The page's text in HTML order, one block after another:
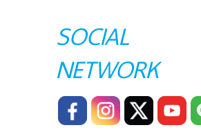
SOCIAL
NETWORK